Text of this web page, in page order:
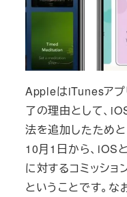
AppleはiTunesアプ
了の理由として、
法を追加したため
10月1日から、iOS
に対するコミッショ
ということです。な